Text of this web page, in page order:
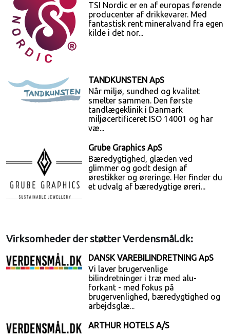
TSI Nordic er en af europas førende
producenter af drikkevarer. Med
fantastisk rent mineralvand fra egen
kilde i det nor...
TANDKUNSTEN ApS
Når miljø, sundhed og kvalitet
smelter sammen. Den første
tandlægeklinik i Danmark
miljøcertificeret ISO 14001 og har
væ...
Grube Graphics ApS
Bæredygtighed, glæden ved
glimmer og godt design af
ørestikker og øreringe. Her finder du
et udvalg af bæredygtige øreri...
Virksomheder der støtter Verdensmål.dk:
DANSK VAREBILINDRETNING ApS
Vi laver brugervenlige
bilindretninger i træ med alu-
forkant - med fokus på
brugervenlighed, bæredygtighed og
arbejdsglæ...
ARTHUR HOTELS A/S